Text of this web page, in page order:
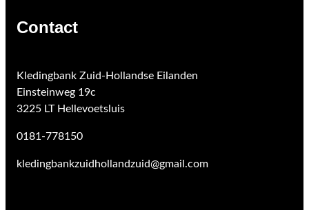
Contact
Kledingbank Zuid-Hollandse Eilanden
Einsteinweg 19c
3225 LT Hellevoetsluis
0181-778150
kledingbankzuidhollandzuid@gmail.com